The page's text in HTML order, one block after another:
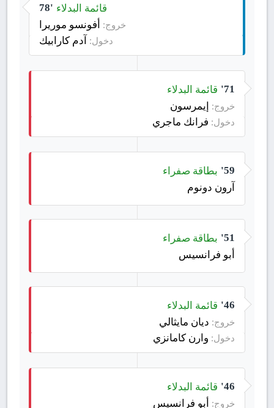
78' قائمة البدلاء
خروج: أفونسو موريرا
دخول: آدم كارابيك
71' قائمة البدلاء
خروج: إيمرسون
دخول: فرانك ماجري
59' بطاقة صفراء
آرون دونوم
51' بطاقة صفراء
أبو فرانسيس
46' قائمة البدلاء
خروج: ديان مايثالي
دخول: وارن كامانزي
46' قائمة البدلاء
خروج: أبو فرانسيس